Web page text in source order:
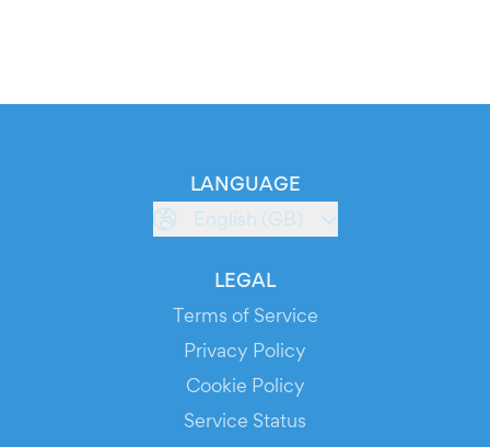
LANGUAGE
English (GB)
LEGAL
Terms of Service
Privacy Policy
Cookie Policy
Service Status